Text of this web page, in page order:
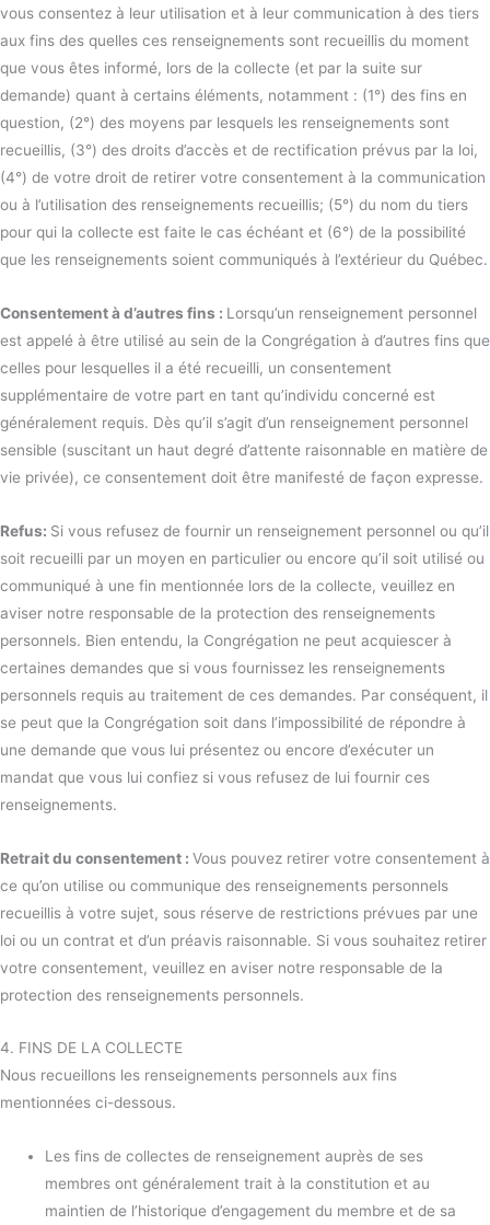
vous consentez à leur utilisation et à leur communication à des tiers
aux fins des quelles ces renseignements sont recueillis du moment
que vous êtes informé, lors de la collecte (et par la suite sur
demande) quant à certains éléments, notamment : (1°) des fins en
question, (2°) des moyens par lesquels les renseignements sont
recueillis, (3°) des droits d’accès et de rectification prévus par la loi,
(4°) de votre droit de retirer votre consentement à la communication
ou à l’utilisation des renseignements recueillis; (5°) du nom du tiers
pour qui la collecte est faite le cas échéant et (6°) de la possibilité
que les renseignements soient communiqués à l’extérieur du Québec.
Consentement à d’autres fins : Lorsqu’un renseignement personnel
est appelé à être utilisé au sein de la Congrégation à d’autres fins que
celles pour lesquelles il a été recueilli, un consentement
supplémentaire de votre part en tant qu’individu concerné est
généralement requis. Dès qu’il s’agit d’un renseignement personnel
sensible (suscitant un haut degré d’attente raisonnable en matière de
vie privée), ce consentement doit être manifesté de façon expresse.
Refus: Si vous refusez de fournir un renseignement personnel ou qu’il
soit recueilli par un moyen en particulier ou encore qu’il soit utilisé ou
communiqué à une fin mentionnée lors de la collecte, veuillez en
aviser notre responsable de la protection des renseignements
personnels. Bien entendu, la Congrégation ne peut acquiescer à
certaines demandes que si vous fournissez les renseignements
personnels requis au traitement de ces demandes. Par conséquent, il
se peut que la Congrégation soit dans l’impossibilité de répondre à
une demande que vous lui présentez ou encore d’exécuter un
mandat que vous lui confiez si vous refusez de lui fournir ces
renseignements.
Retrait du consentement : Vous pouvez retirer votre consentement à
ce qu’on utilise ou communique des renseignements personnels
recueillis à votre sujet, sous réserve de restrictions prévues par une
loi ou un contrat et d’un préavis raisonnable. Si vous souhaitez retirer
votre consentement, veuillez en aviser notre responsable de la
protection des renseignements personnels.
4. FINS DE LA COLLECTE
Nous recueillons les renseignements personnels aux fins
mentionnées ci-dessous.
Les fins de collectes de renseignement auprès de ses
membres ont généralement trait à la constitution et au
maintien de l’historique d’engagement du membre et de sa